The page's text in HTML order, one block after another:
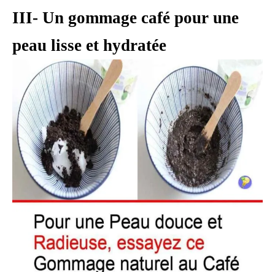
III- Un gommage café pour une
peau lisse et hydratée